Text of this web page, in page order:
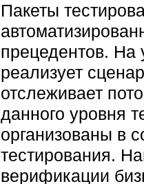
Пакеты
прецедентов. На
реализует
отслеживает
данного уровня
организованы в
тестирования.
верификации